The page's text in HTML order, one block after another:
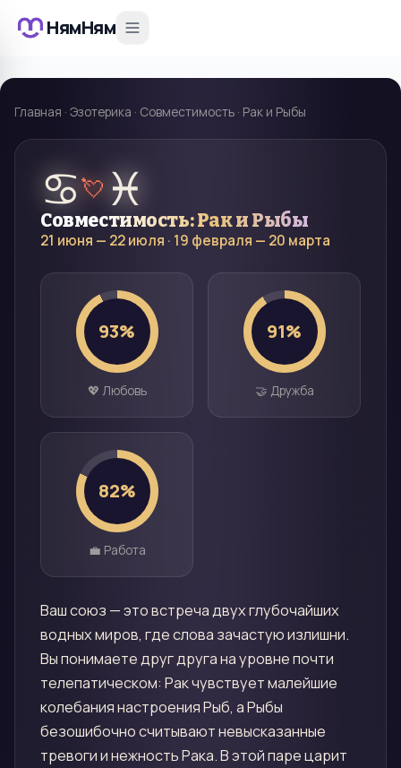
НямНям
Главная · Эзотерика · Совместимость · Рак и Рыбы
♋💘 ♓
Совместимость:Раки Рыбы
21 июня — 22 июля · 19 февраля — 20 марта
93%
💖 Любовь
91%
🤝 Дружба
82%
💼 Работа
Ваш союз — это встреча двух глубочайших
водных миров, где слова зачастую излишни.
Вы понимаете друг друга на уровне почти
телепатическом: Рак чувствует малейшие
колебания настроения Рыб, а Рыбы
безошибочно считывают невысказанные
тревоги и нежность Рака. В этой паре царит